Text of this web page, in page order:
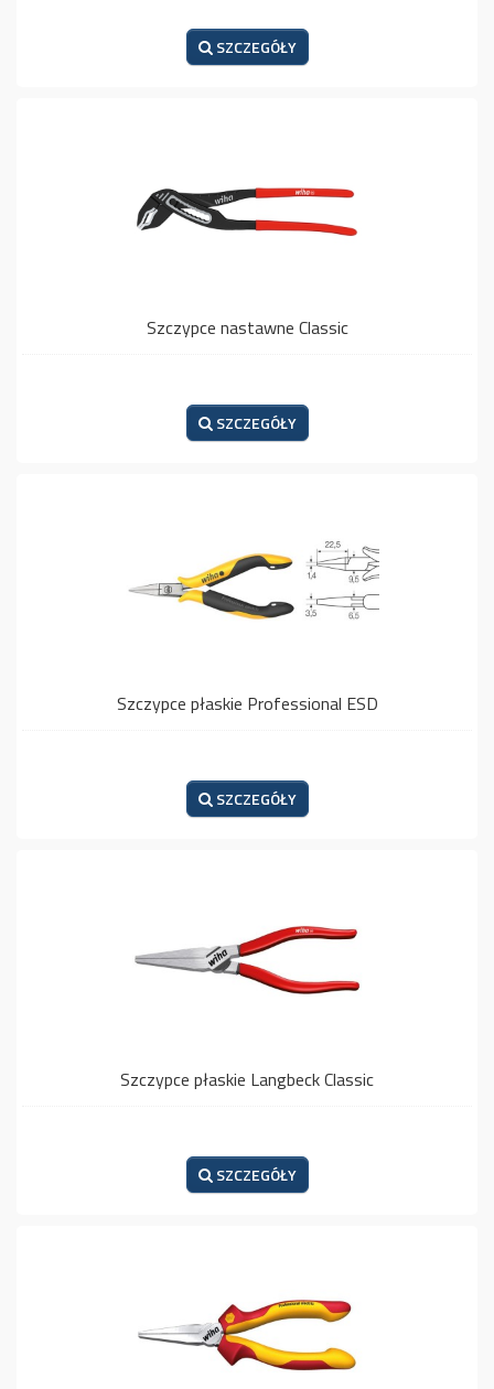
SZCZEGÓŁY
Szczypce nastawne Classic
SZCZEGÓŁY
Szczypce płaskie Professional ESD
SZCZEGÓŁY
Szczypce płaskie Langbeck Classic
SZCZEGÓŁY